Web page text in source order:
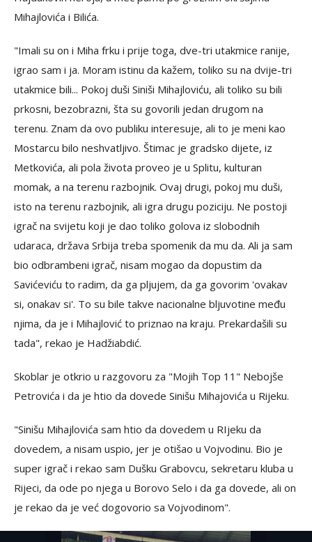
Mihajlovića i Bilića.
"Imali su on i Miha frku i prije toga, dve-tri utakmice ranije,
igrao sam i ja. Moram istinu da kažem, toliko su na dvije-tri
utakmice bili... Pokoj duši Siniši Mihajloviću, ali toliko su bili
prkosni, bezobrazni, šta su govorili jedan drugom na
terenu. Znam da ovo publiku interesuje, ali to je meni kao
Mostarcu bilo neshvatljivo. Štimac je gradsko dijete, iz
Metkovića, ali pola života proveo je u Splitu, kulturan
momak, a na terenu razbojnik. Ovaj drugi, pokoj mu duši,
isto na terenu razbojnik, ali igra drugu poziciju. Ne postoji
igrač na svijetu koji je dao toliko golova iz slobodnih
udaraca, država Srbija treba spomenik da mu da. Ali ja sam
bio odbrambeni igrač, nisam mogao da dopustim da
Savićeviću to radim, da ga pljujem, da ga govorim 'ovakav
si, onakav si'. To su bile takve nacionalne bljuvotine među
njima, da je i Mihajlović to priznao na kraju. Prekardašili su
tada", rekao je Hadžiabdić.
Skoblar je otkrio u razgovoru za "Mojih Top 11" Nebojše
Petrovića i da je htio da dovede Sinišu Mihajovića u Rijeku.
"Sinišu Mihajlovića sam htio da dovedem u RIjeku da
dovedem, a nisam uspio, jer je otišao u Vojvodinu. Bio je
super igrač i rekao sam Dušku Grabovcu, sekretaru kluba u
Rijeci, da ode po njega u Borovo Selo i da ga dovede, ali on
je rekao da je već dogovorio sa Vojvodinom".